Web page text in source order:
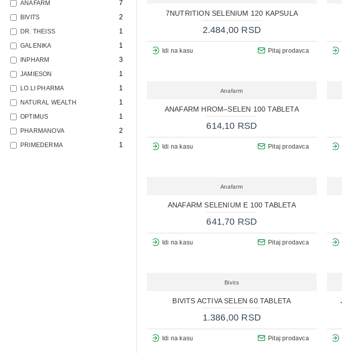
ANAFARM 7
BIVITS 2
DR. THEISS 1
GALENIKA 1
INPHARM 3
JAMIESON 1
LO.LI PHARMA 1
NATURAL WEALTH 1
OPTIMUS 1
PHARMANOVA 2
PRIMEDERMA 1
7NUTRITION SELENIUM 120 KAPSULA
2.484,00 RSD
Idi na kasu Pitaj prodavca
Anafarm
ANAFARM HROM–SELEN 100 TABLETA
614,10 RSD
Idi na kasu Pitaj prodavca
Anafarm
ANAFARM SELENIUM E 100 TABLETA
641,70 RSD
Idi na kasu Pitaj prodavca
Bivits
BIVITS ACTIVA SELEN 60 TABLETA
1.386,00 RSD
Idi na kasu Pitaj prodavca